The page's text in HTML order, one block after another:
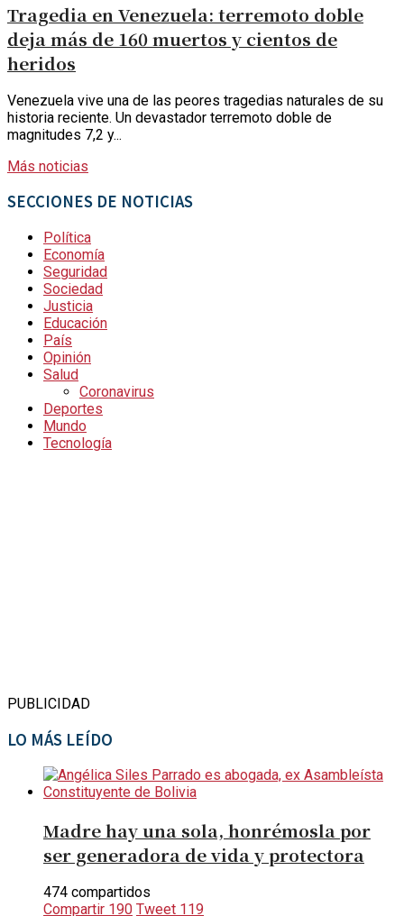
Tragedia en Venezuela: terremoto doble
deja más de 160 muertos y cientos de
heridos
Venezuela vive una de las peores tragedias naturales de su
historia reciente. Un devastador terremoto doble de
magnitudes 7,2 y...
Más noticias
SECCIONES DE NOTICIAS
Política
Economía
Seguridad
Sociedad
Justicia
Educación
País
Opinión
Salud
Coronavirus
Deportes
Mundo
Tecnología
PUBLICIDAD
LO MÁS LEÍDO
Madre hay una sola, honrémosla por
ser generadora de vida y protectora
474 compartidos
Compartir 190 Tweet 119